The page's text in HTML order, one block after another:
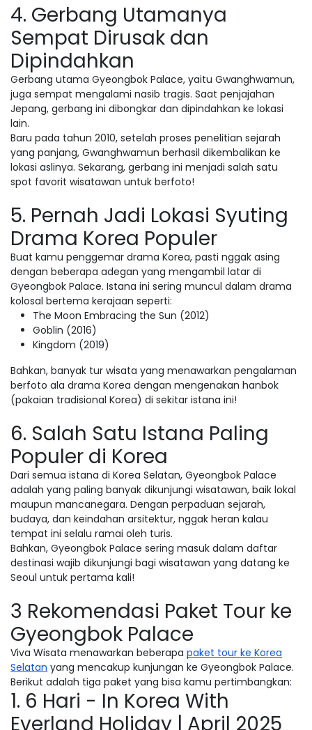
4. Gerbang Utamanya
Sempat Dirusak dan
Dipindahkan
Gerbang utama Gyeongbok Palace, yaitu Gwanghwamun,
juga sempat mengalami nasib tragis. Saat penjajahan
Jepang, gerbang ini dibongkar dan dipindahkan ke lokasi
lain.
Baru pada tahun 2010, setelah proses penelitian sejarah
yang panjang, Gwanghwamun berhasil dikembalikan ke
lokasi aslinya. Sekarang, gerbang ini menjadi salah satu
spot favorit wisatawan untuk berfoto!
5. Pernah Jadi Lokasi Syuting
Drama Korea Populer
Buat kamu penggemar drama Korea, pasti nggak asing
dengan beberapa adegan yang mengambil latar di
Gyeongbok Palace. Istana ini sering muncul dalam drama
kolosal bertema kerajaan seperti:
The Moon Embracing the Sun (2012)
Goblin (2016)
Kingdom (2019)
Bahkan, banyak tur wisata yang menawarkan pengalaman
berfoto ala drama Korea dengan mengenakan hanbok
(pakaian tradisional Korea) di sekitar istana ini!
6. Salah Satu Istana Paling
Populer di Korea
Dari semua istana di Korea Selatan, Gyeongbok Palace
adalah yang paling banyak dikunjungi wisatawan, baik lokal
maupun mancanegara. Dengan perpaduan sejarah,
budaya, dan keindahan arsitektur, nggak heran kalau
tempat ini selalu ramai oleh turis.
Bahkan, Gyeongbok Palace sering masuk dalam daftar
destinasi wajib dikunjungi bagi wisatawan yang datang ke
Seoul untuk pertama kali!
3 Rekomendasi Paket Tour ke
Gyeongbok Palace
Viva Wisata menawarkan beberapapaket tour ke Korea
Selatan yang mencakup kunjungan ke Gyeongbok Palace.
Berikut adalah tiga paket yang bisa kamu pertimbangkan:
1. 6 Hari - In Korea With
Everland Holiday | April 2025